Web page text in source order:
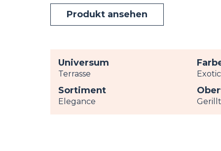
Produkt ansehen
Universum
Terrasse
Sortiment
Elegance Gerillt